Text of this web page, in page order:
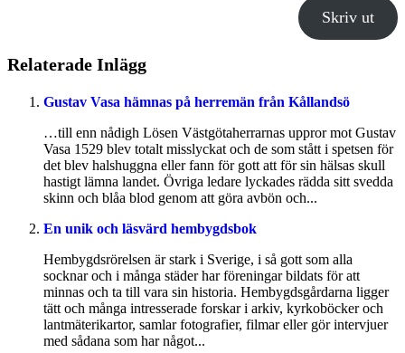
Skriv ut
Relaterade Inlägg
Gustav Vasa hämnas på herremän från Kållandsö
…till enn nådigh Lösen Västgötaherrarnas uppror mot Gustav
Vasa 1529 blev totalt misslyckat och de som stått i spetsen för
det blev halshuggna eller fann för gott att för sin hälsas skull
hastigt lämna landet. Övriga ledare lyckades rädda sitt svedda
skinn och blåa blod genom att göra avbön och...
En unik och läsvärd hembygdsbok
Hembygdsrörelsen är stark i Sverige, i så gott som alla
socknar och i många städer har föreningar bildats för att
minnas och ta till vara sin historia. Hembygdsgårdarna ligger
tätt och många intresserade forskar i arkiv, kyrkoböcker och
lantmäterikartor, samlar fotografier, filmar eller gör intervjuer
med sådana som har något...